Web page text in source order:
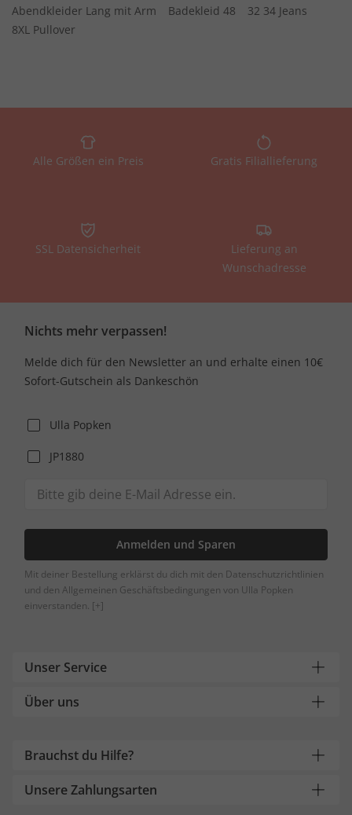
Abendkleider Lang mit Arm
Badekleid 48
32 34 Jeans
8XL Pullover
Alle Größen ein Preis Gratis Filiallieferung
SSL Datensicherheit
Lieferung an
Wunschadresse
Nichts mehr verpassen!
Melde dich für den Newsletter an und erhalte einen 10€
Sofort-Gutschein als Dankeschön
Ulla Popken
JP1880
Anmelden und Sparen
Mit deiner Bestellung erklärst du dich mit den Datenschutzrichtlinien
und den Allgemeinen Geschäftsbedingungen von Ulla Popken
einverstanden. [+]
Unser Service
Über uns
Brauchst du Hilfe?
Unsere Zahlungsarten